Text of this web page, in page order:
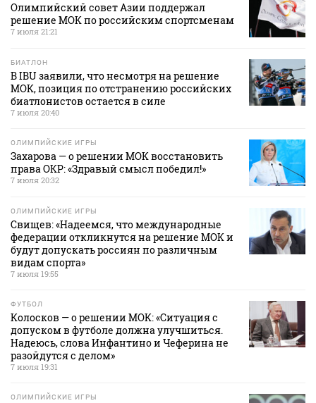
Олимпийский совет Азии поддержал
решение МОК по российским спортсменам
7 июля 21:21
БИАТЛОН
В IBU заявили, что несмотря на решение
МОК, позиция по отстранению российских
биатлонистов остается в силе
7 июля 20:40
ОЛИМПИЙСКИЕ ИГРЫ
Захарова — о решении МОК восстановить
права ОКР: «Здравый смысл победил!»
7 июля 20:32
ОЛИМПИЙСКИЕ ИГРЫ
Свищев: «Надеемся, что международные
федерации откликнутся на решение МОК и
будут допускать россиян по различным
видам спорта»
7 июля 19:55
ФУТБОЛ
Колосков — о решении МОК: «Ситуация с
допуском в футболе должна улучшиться.
Надеюсь, слова Инфантино и Чеферина не
разойдутся с делом»
7 июля 19:31
ОЛИМПИЙСКИЕ ИГРЫ